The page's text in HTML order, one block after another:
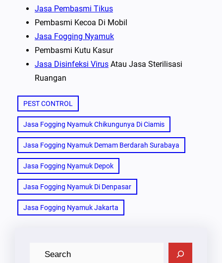
Jasa Pembasmi Tikus
Pembasmi Kecoa Di Mobil
Jasa Fogging Nyamuk
Pembasmi Kutu Kasur
Jasa Disinfeksi Virus Atau Jasa Sterilisasi
Ruangan
PEST CONTROL
Jasa Fogging Nyamuk Chikungunya Di Ciamis
Jasa Fogging Nyamuk Demam Berdarah Surabaya
Jasa Fogging Nyamuk Depok
Jasa Fogging Nyamuk Di Denpasar
Jasa Fogging Nyamuk Jakarta